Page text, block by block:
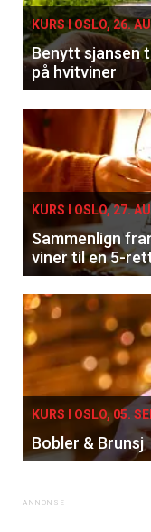
KURS I OSLO, 26.
Benytt sjansen
på hvitviner
KURS I OSLO, 27.
Sammenlign
viner til en 5-
KURS I OSLO, 05.
Bobler & Brunsj